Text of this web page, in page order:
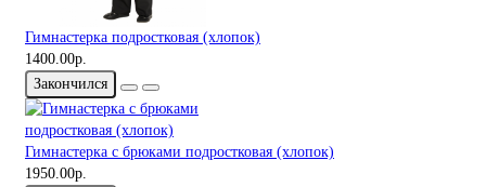
Гимнастерка подростковая (хлопок)
1400.00р.
Закончился
Гимнастерка с брюками подростковая (хлопок)
1950.00р.